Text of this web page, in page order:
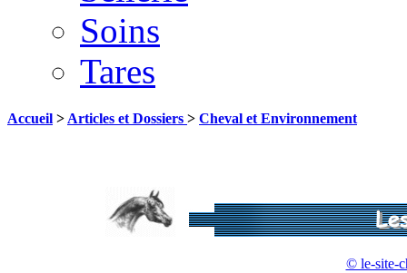
Soins
Tares
Accueil > Articles et Dossiers > Cheval et Environnement
© le-site-